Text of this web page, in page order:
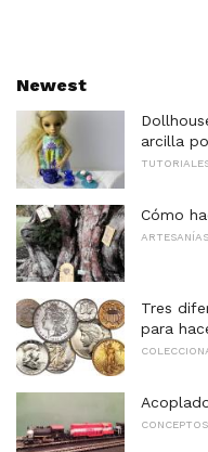
Newest
arcilla
Cómo
Tres
para